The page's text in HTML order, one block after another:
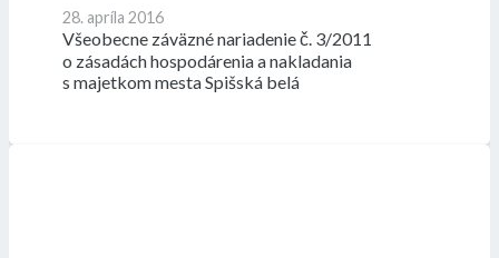
28. apríla 2016
Všeobecne záväzné nariadenie č. 3/2011
o zásadách hospodárenia a nakladania
s majetkom mesta Spišská belá